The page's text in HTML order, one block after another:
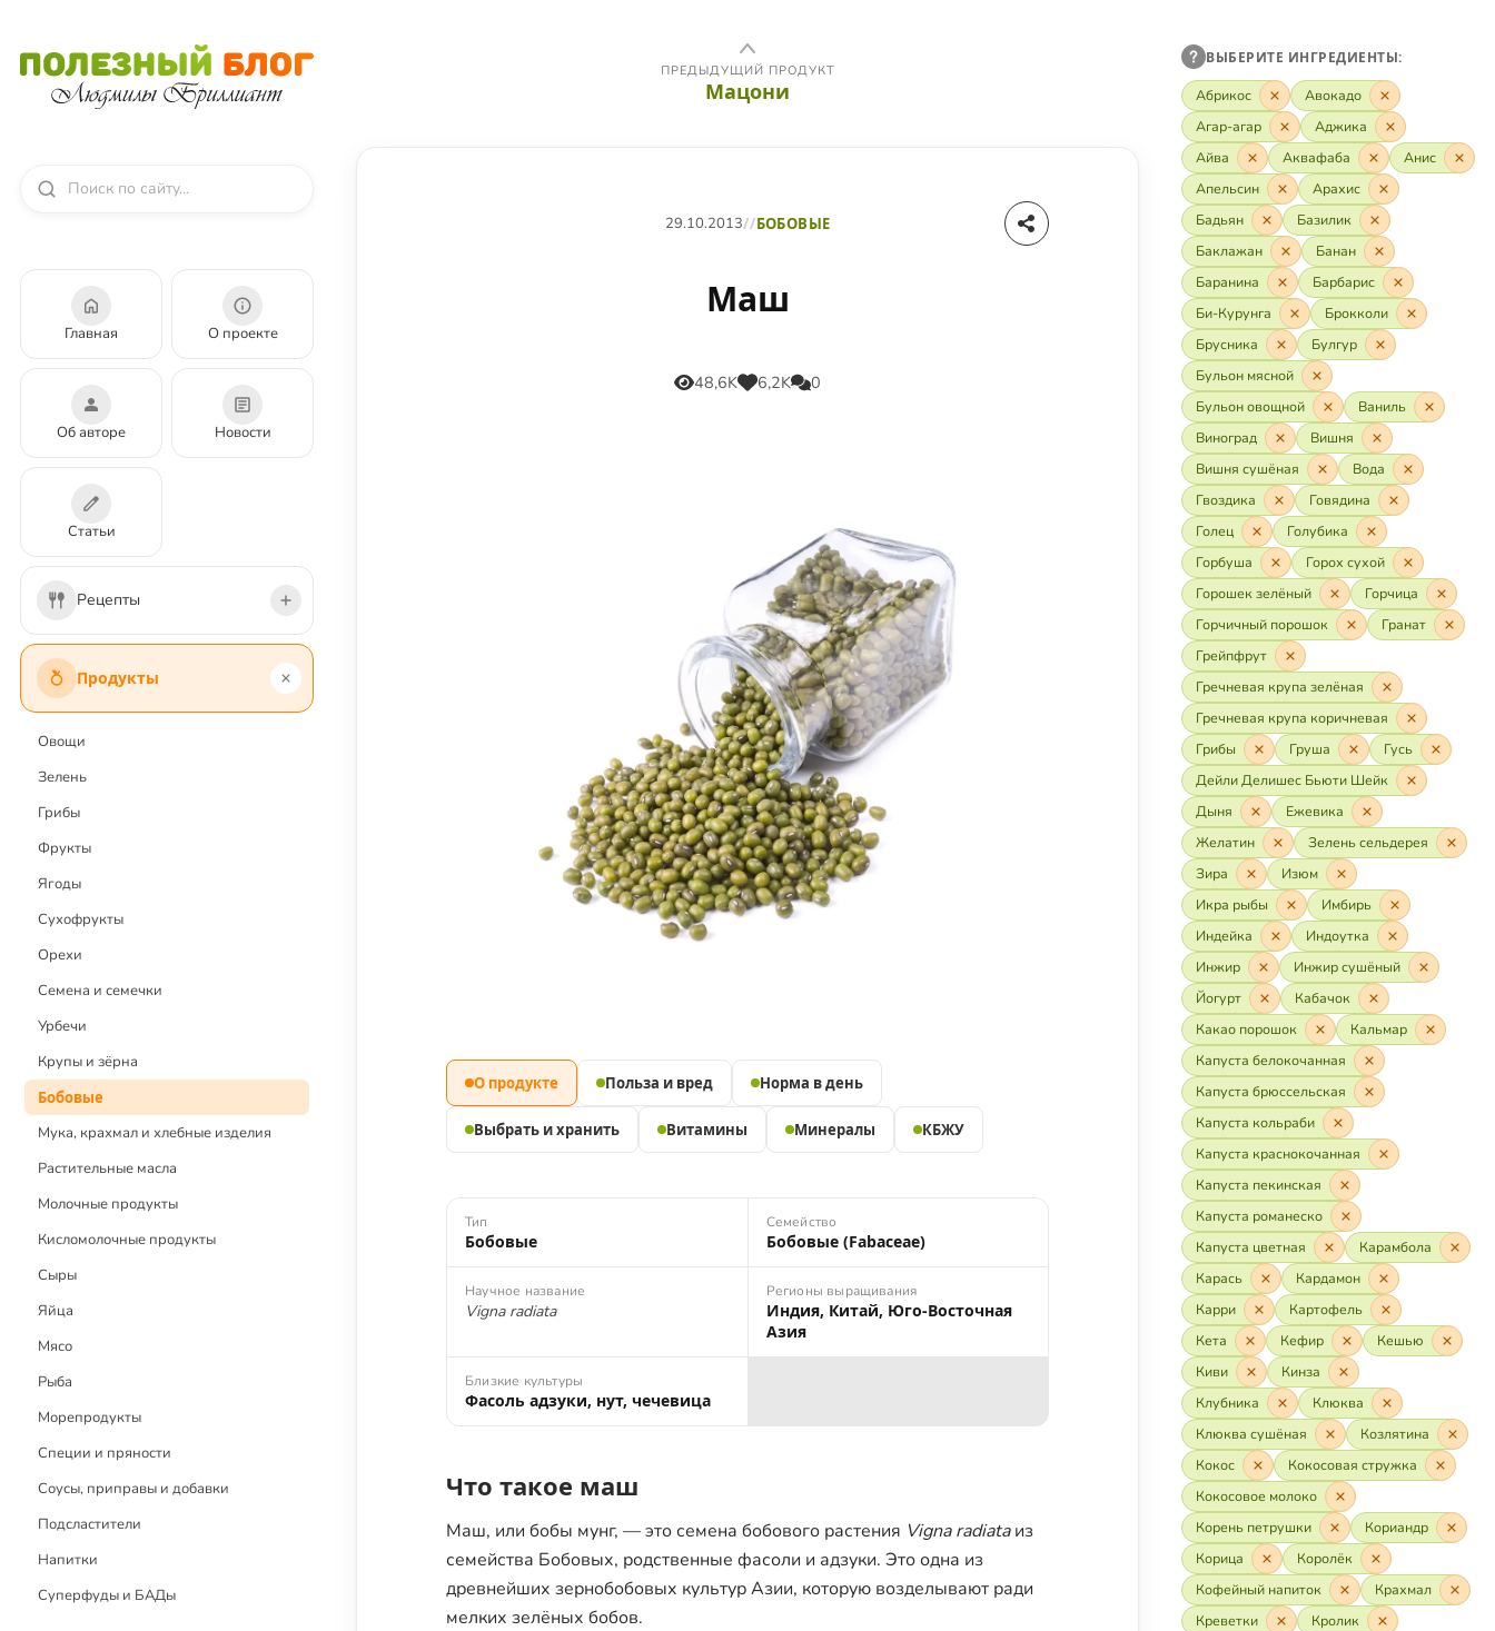
Главная О проекте
Об авторе Новости
Статьи
Рецепты
Первые блюда
Вторые блюда
Салаты
Напитки и коктейли
Соусы и заправки
Закуски
Десерты и сладости
Выпечка
Заготовки
Постные блюда
Детское меню
Рецепты без глютена
Рецепты с блендером
Рецепты с дегидратором
Продукты
Овощи
Зелень
Грибы
Фрукты
Ягоды
Сухофрукты
Орехи
Семена и семечки
Урбечи
Крупы и зёрна
Бобовые
Мука, крахмал и хлебные изделия
Растительные масла
Молочные продукты
Кисломолочные продукты
Сыры
Яйца
Мясо
Рыба
Морепродукты
Специи и пряности
Соусы, приправы и добавки
Подсластители
Напитки
Суперфуды и БАДы
ПРЕДЫДУЩИЙ ПРОДУКТ
Мацони
29.10.2013//БОБОВЫЕ
Маш
48,6K 6,2K 0
О продукте Польза и вред Норма в день
Выбрать и хранить Витамины Минералы КБЖУ
Тип
Бобовые
Семейство
Бобовые (Fabaceae)
Научное название
Vigna radiata
Регионы выращивания
Индия, Китай, Юго-Восточная
Азия
Близкие культуры
Фасоль адзуки, нут, чечевица
Что такое маш
Маш, или бобы мунг, — это семена бобового растения Vigna radiataиз
семейства Бобовых, родственные фасоли и адзуки. Это одна из
древнейших зернобобовых культур Азии, которую возделывают ради
мелких зелёных бобов.
ВЫБЕРИТЕ ИНГРЕДИЕНТЫ:
Абрикос
Авокадо
Агар-агар
Аджика
Айва
Аквафаба
Анис
Апельсин
Арахис
Бадьян
Базилик
Баклажан
Банан
Баранина
Барбарис
Би-Курунга
Брокколи
Брусника
Булгур
Бульон мясной
Бульон овощной
Ваниль
Виноград
Вишня
Вишня сушёная
Вода
Гвоздика
Говядина
Голец
Голубика
Горбуша
Горох сухой
Горошек зелёный
Горчица
Горчичный порошок
Гранат
Грейпфрут
Гречневая крупа зелёная
Гречневая крупа коричневая
Грибы
Груша
Гусь
Дейли Делишес Бьюти Шейк
Дыня
Ежевика
Желатин
Зелень сельдерея
Зира
Изюм
Икра рыбы
Имбирь
Индейка
Индоутка
Инжир
Инжир сушёный
Йогурт
Кабачок
Какао порошок
Кальмар
Капуста белокочанная
Капуста брюссельская
Капуста кольраби
Капуста краснокочанная
Капуста пекинская
Капуста романеско
Капуста цветная
Карамбола
Карась
Кардамон
Карри
Картофель
Кета
Кефир
Кешью
Киви
Кинза
Клубника
Клюква
Клюква сушёная
Козлятина
Кокос
Кокосовая стружка
Кокосовое молоко
Корень петрушки
Кориандр
Корица
Королёк
Кофейный напиток
Крахмал
Креветки
Кролик